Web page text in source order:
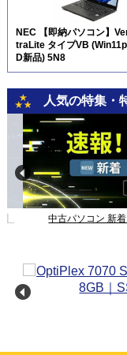
NEC 【即納パソコン】
traLite タイプVB
D新品) 5N8
人気の特集・
中古パソコン 新